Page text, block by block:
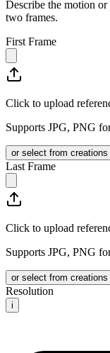
Describe the motion
two frames.
First Frame
Click to upload
Supports JPG, PNG
or select from creations
Last Frame
Click to upload
Supports JPG, PNG
or select from creations
Resolution
i